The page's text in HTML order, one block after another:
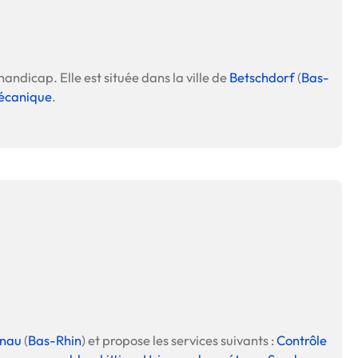
de nouvelles activités
pour vos projets de développement
Elle est située dans la ville deBetschdorf(Bas-
.
(Bas-Rhin) et propose les services suivants :Contrôle